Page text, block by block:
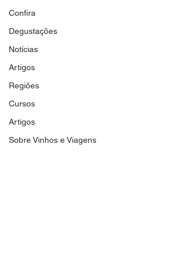
Confira
Degustações
Notícias
Artigos
Regiões
Cursos
Artigos
Sobre Vinhos e Viagens